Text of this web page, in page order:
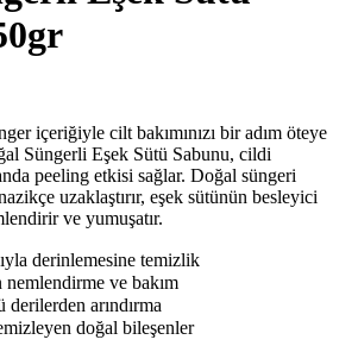
içeriğiyle cilt bakımınızı bir adım öteye
Süngerli Eşek Sütü Sabunu, cildi
peeling etkisi sağlar. Doğal süngeri
uzaklaştırır, eşek sütünün besleyici
ve yumuşatır.
derinlemesine temizlik
ve bakım
arındırma
doğal bileşenler